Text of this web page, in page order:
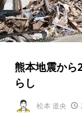
熊本地震か
らし
松本 道央